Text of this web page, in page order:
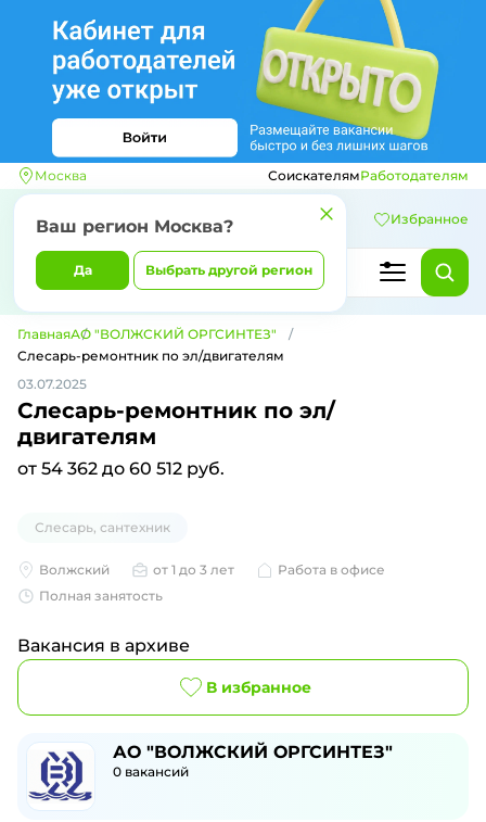
Москва
Ваш регион Москва?
Да Выбрать другой регион
СоискателямРаботодателям
Избранное
ГлавнаяАО "ВОЛЖСКИЙ ОРГСИНТЕЗ"
Слесарь-ремонтник по эл/двигателям
03.07.2025
Слесарь-ремонтник по эл/
двигателям
от 54 362 до 60 512 руб.
Слесарь, сантехник
Волжский от 1 до 3 лет
Работа в офисе
Полная занятость
Вакансия в архиве
В избранное
АО "ВОЛЖСКИЙ ОРГСИНТЕЗ"
0 вакансий